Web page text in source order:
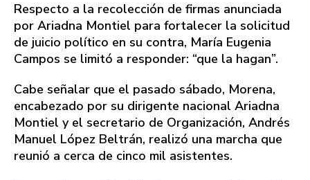
Respecto a la recolección de firmas anunciada
por Ariadna Montiel para fortalecer la solicitud
de juicio político en su contra, María Eugenia
Campos se limitó a responder: “que la hagan”.
Cabe señalar que el pasado sábado, Morena,
encabezado por su dirigente nacional Ariadna
Montiel y el secretario de Organización, Andrés
Manuel López Beltrán, realizó una marcha que
reunió a cerca de cinco mil asistentes.